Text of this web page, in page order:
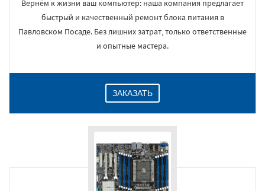
Вернём к жизни ваш компьютер: наша компания предлагает
быстрый и качественный ремонт блока питания в
Павловском Посаде. Без лишних затрат, только ответственные
и опытные мастера.
ЗАКАЗАТЬ